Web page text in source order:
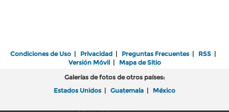
Condiciones de Uso | Privacidad | Preguntas Frecuentes | RSS |
Versión Móvil| Mapa de Sitio
Galerías de fotos de otros países:
Estados Unidos | Guatemala | México